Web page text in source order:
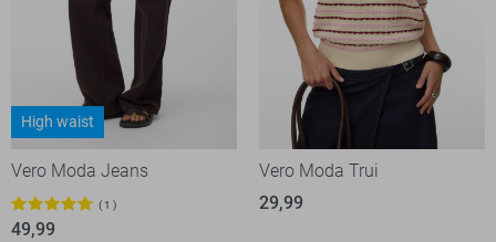
High waist
Vero Moda Jeans
1
49,99
Vero Moda Trui
29,99